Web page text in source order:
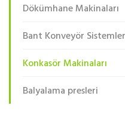
Dökümhane Makinaları
Bant Konveyör
Konkasör Makinaları
Balyalama presleri